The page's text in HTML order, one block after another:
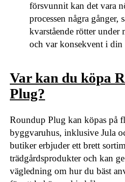
försvunnit kan det vara
processen några gånger,
kvarstående rötter under
och var konsekvent i din
Var kan du köpa
Plug?
Roundup Plug kan köpas på
byggvaruhus, inklusive Jula
butiker erbjuder ett brett
trädgårdsprodukter och kan
vägledning om hur du bäst